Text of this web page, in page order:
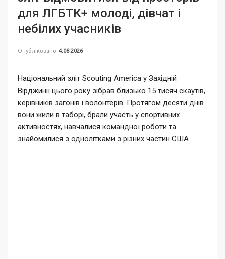
для ЛГБТК+ молоді, дівчат і
небілих учасників
Опубліковано 4.08.2026
Національний зліт Scouting America у Західній
Вірджинії цього року зібрав близько 15 тисяч скаутів,
керівників загонів і волонтерів. Протягом десяти днів
вони жили в таборі, брали участь у спортивних
активностях, навчалися командної роботи та
знайомилися з однолітками з різних частин США.